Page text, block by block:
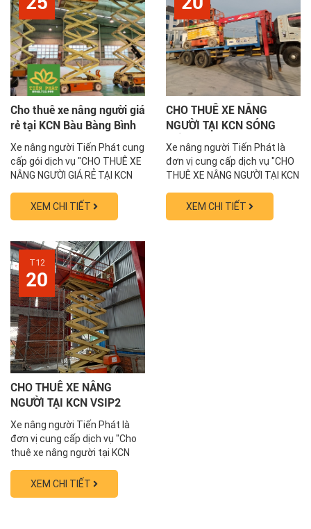
Cho thuê xe nâng người giá
rẻ tại KCN Bàu Bàng Bình
Dương 0838.567.678
Xe nâng người Tiến Phát cung
cấp gói dịch vụ "CHO THUÊ XE
NÂNG NGƯỜI GIÁ RẺ TẠI KCN
nhiều ưu đãi lớn. Nếu bạn có
công trình cần sử dụng dịch
Bàng Bình Dương hãy liên hệ
số hotline 0838.567.678 ngay
hôm nay để nhận...
XEM CHI TIẾT
CHO THUÊ XE NÂNG
NGƯỜI TẠI KCN SÓNG
THẦN BÌNH DƯƠNG
0838.567.678
Xe nâng người Tiến Phát là
đơn vị cung cấp dịch vụ "CHO
THUÊ XE NÂNG NGƯỜI TẠI KCN
rất nhiều ưu đãi. Liên hệ
0838.567.678 ngay hôm nay
XEM CHI TIẾT
T12
20
CHO THUÊ XE NÂNG
NGƯỜI TẠI KCN VSIP2
TỈNH BÌNH DƯƠNG
0838567678
Xe nâng người Tiến Phát là
đơn vị cung cấp dịch vụ "Cho
thuê xe nâng người tại KCN
nhiều ưu đãi hấp dẫn. Liên hệ
0838.567.678 ngay hôm nay
XEM CHI TIẾT